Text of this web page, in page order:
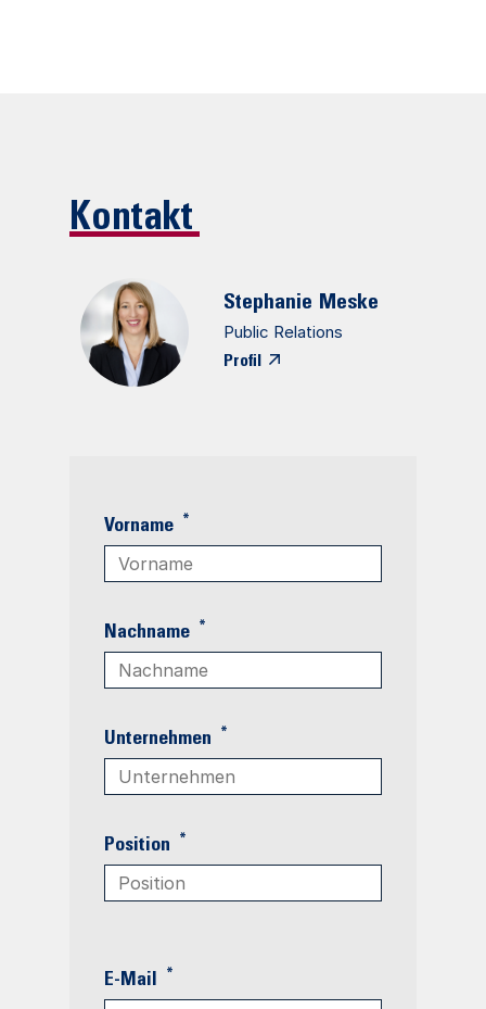
Kontakt
Stephanie Meske
Public Relations
Profil
Vorname *
Nachname *
Unternehmen *
Position *
E-Mail *